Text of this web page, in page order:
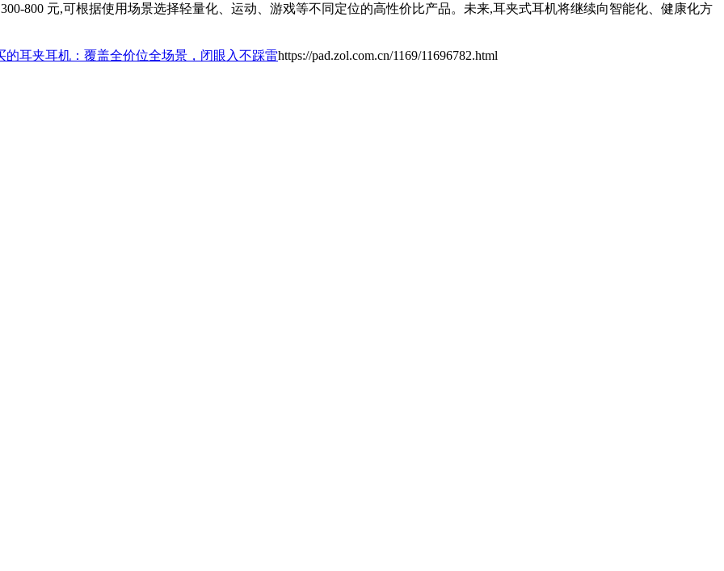
800 元,可根据使用场景选择轻量化、运动、游戏等不同定位的高性价比产品。未来,耳夹式耳机将继续向智能化、健康化方
的耳夹耳机：覆盖全价位全场景，闭眼入不踩雷https://pad.zol.com.cn/1169/11696782.html